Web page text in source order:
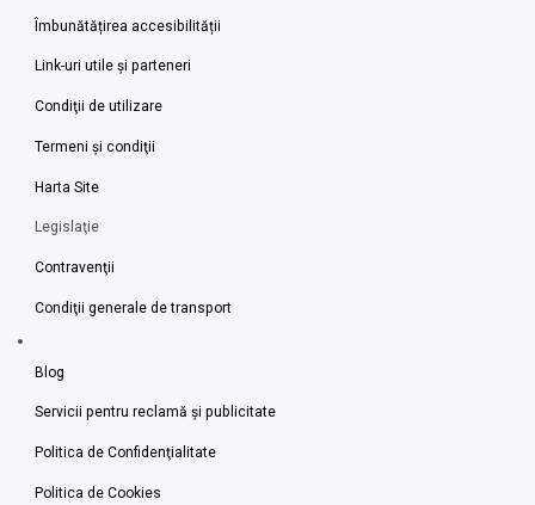
Îmbunătățirea accesibilității
Link-uri utile şi parteneri
Condiţii de utilizare
Termeni şi condiţii
Harta Site
Legislaţie
Contravenţii
Condiţii generale de transport
Blog
Servicii pentru reclamă și publicitate
Politica de Confidenţialitate
Politica de Cookies